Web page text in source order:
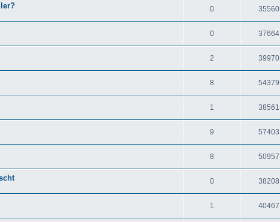
0 35560
0 37664
2 39970
8 54379
1 38561
9 57403
8 50957
0 38208
1 40467